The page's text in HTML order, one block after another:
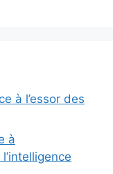
à l’essor des
à